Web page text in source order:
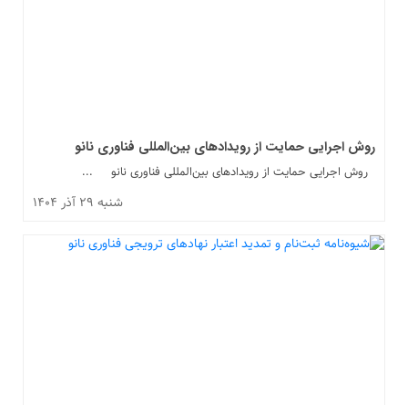
روش اجرایی حمایت از رویدادهای بین‌المللی فناوری نانو
روش اجرایی حمایت از رویدادهای بین‌المللی فناوری نانو ...
شنبه ۲۹ آذر ۱۴۰۴